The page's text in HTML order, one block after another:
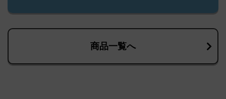
商品一覧へ